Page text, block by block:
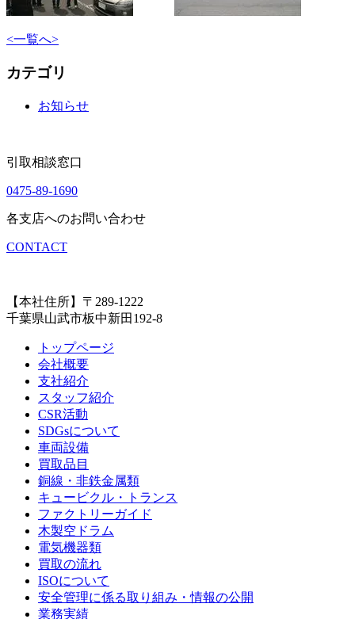
<一覧へ>
カテゴリ
お知らせ
引取相談窓口
0475-89-1690
各支店へのお問い合わせ
CONTACT
【本社住所】〒289-1222
千葉県山武市板中新田192-8
トップページ
会社概要
支社紹介
スタッフ紹介
CSR活動
SDGsについて
車両設備
買取品目
銅線・非鉄金属類
キュービクル・トランス
ファクトリーガイド
木製空ドラム
電気機器類
買取の流れ
ISOについて
安全管理に係る取り組み・情報の公開
業務実績